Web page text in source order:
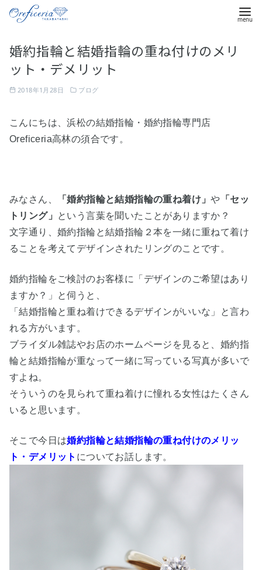
婚約指輪と結婚指輪の重ね付けのメリ
ット・デメリット
2018年1月28日 ブログ
こんにちは、浜松の結婚指輪・婚約指輪専門店
Oreficeria高林の須合です。
みなさん、 「婚約指輪と結婚指輪の重ね着け」や 「セッ
トリング」
という言葉を聞いたことがありますか？
文字通り、婚約指輪と結婚指輪２本を一緒に重ねて着け
ることを考えてデザインされたリングのことです。
婚約指輪をご検討のお客様に「デザインのご希望はあり
ますか？」と伺うと、
「結婚指輪と重ね着けできるデザインがいいな」と言わ
れる方がいます。
ブライダル雑誌やお店のホームページを見ると、婚約指
輪と結婚指輪が重なって一緒に写っている写真が多いで
すよね。
そういうのを見られて重ね着けに憧れる女性はたくさん
いると思います。
そこで今日は婚約指輪と結婚指輪の重ね付けのメリッ
ト・デメリット についてお話します。